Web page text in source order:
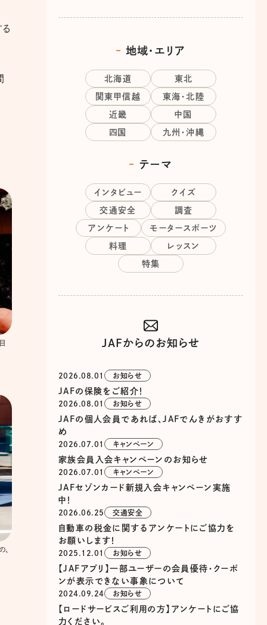
地域・エリア
北海道 東北
関東甲信越 東海・北陸
近畿 中国
四国 九州・沖縄
テーマ
インタビュー クイズ
交通安全 調査
アンケート モータースポーツ
料理 レッスン
特集
JAFからのお知らせ
2026.08.01 お知らせ
JAFの保険をご紹介！
2026.08.01 お知らせ
JAFの個人会員であれば、JAFでんきがおすす
め
2026.07.01 キャンペーン
家族会員入会キャンペーンのお知らせ
2026.07.01 キャンペーン
JAFセゾンカード新規入会キャンペーン実施
中！
2026.06.25 交通安全
自動車の税金に関するアンケートにご協力を
お願いします！
2025.12.01 お知らせ
【JAFアプリ】一部ユーザーの会員優待・クーポ
ンが表示できない事象について
2024.09.24 お知らせ
【ロードサービスご利用の方】アンケートにご協
力ください。